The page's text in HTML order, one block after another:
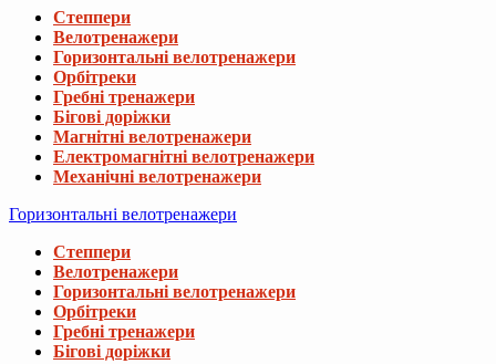
Степпери
Велотренажери
Горизонтальні велотренажери
Орбітреки
Гребні тренажери
Бігові доріжки
Магнітні велотренажери
Електромагнітні велотренажери
Механічні велотренажери
Горизонтальні велотренажери
Степпери
Велотренажери
Горизонтальні велотренажери
Орбітреки
Гребні тренажери
Бігові доріжки